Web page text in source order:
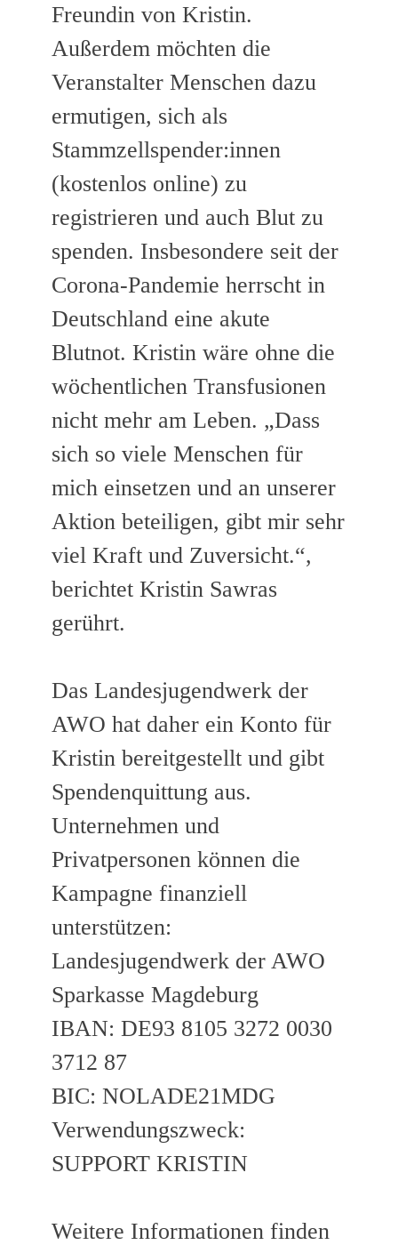
Freundin von Kristin.
Außerdem möchten die
Veranstalter Menschen dazu
ermutigen, sich als
Stammzellspender:innen
(kostenlos online) zu
registrieren und auch Blut zu
spenden. Insbesondere seit der
Corona-Pandemie herrscht in
Deutschland eine akute
Blutnot. Kristin wäre ohne die
wöchentlichen Transfusionen
nicht mehr am Leben. „Dass
sich so viele Menschen für
mich einsetzen und an unserer
Aktion beteiligen, gibt mir sehr
viel Kraft und Zuversicht.“,
berichtet Kristin Sawras
gerührt.
Das Landesjugendwerk der
AWO hat daher ein Konto für
Kristin bereitgestellt und gibt
Spendenquittung aus.
Unternehmen und
Privatpersonen können die
Kampagne finanziell
unterstützen:
Landesjugendwerk der AWO
Sparkasse Magdeburg
IBAN: DE93 8105 3272 0030
3712 87
BIC: NOLADE21MDG
Verwendungszweck:
SUPPORT KRISTIN
Weitere Informationen finden